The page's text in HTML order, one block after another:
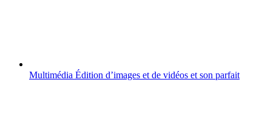
Multimédia Édition d’images et de vidéos et son parfait